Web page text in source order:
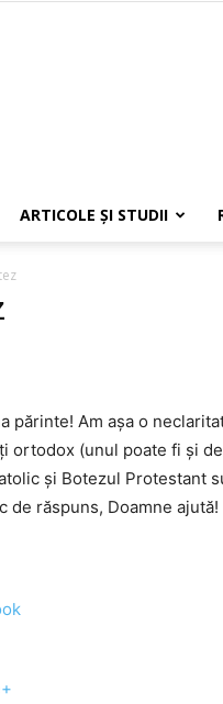
ARTICOLE ŞI STUDII
părinte! Am așa o
ortodox (unul poate fi şi
şi Botezul Protestant
de răspuns, Doamne ajută!